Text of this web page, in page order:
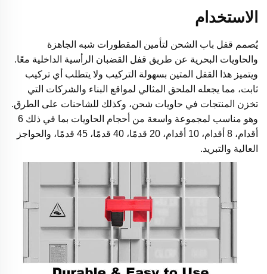
الاستخدام
يُصمم قفل باب الشحن لتأمين المقطورات شبه الجاهزة
والحاويات البحرية عن طريق قفل القضبان الرأسية الداخلية معًا.
ويتميز هذا القفل المتين بسهولة التركيب ولا يتطلب أي تركيب
ثابت، مما يجعله الملحق المثالي لمواقع البناء والشركات التي
تخزن المنتجات في حاويات شحن، وكذلك للشاحنات على الطرق.
وهو مناسب لمجموعة واسعة من أحجام الحاويات بما في ذلك 6
أقدام، 8 أقدام، 10 أقدام، 20 قدمًا، 40 قدمًا، 45 قدمًا، والحواجز
العالية والتبريد.